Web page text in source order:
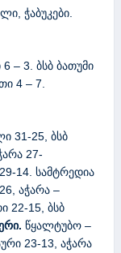
ჭაბუკები.
– 3. ბსბ ბათუმი
4 – 7.
31-25, ბსბ
27-
14. სამტრედია
აჭარა –
22-15, ბსბ
. წყალტუბო –
23-13, აჭარა